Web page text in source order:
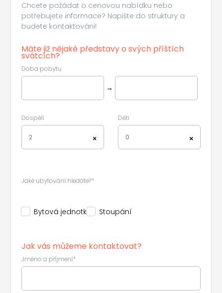
Chcete požádat o cenovou nabídku nebo
potřebujete informace? Napište do struktury a
budete kontaktováni!
Máte již nějaké představy o svých příštích
svátcích?
Doba pobytu
→
Dospělí
×
2
Děti
×
0
Jaké ubytování hledáte?*
Bytová jednotka Stoupání
Jak vás můžeme kontaktovat?
Jméno a příjmení*